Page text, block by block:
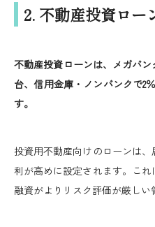
2. 不動産投資ロー
不動産投資ローンは、メガバ
台、信用金庫・ノンバンクで2
す。
投資用不動産向けのローンは
利が高めに設定されます。こ
融資がよりリスク評価が厳しい